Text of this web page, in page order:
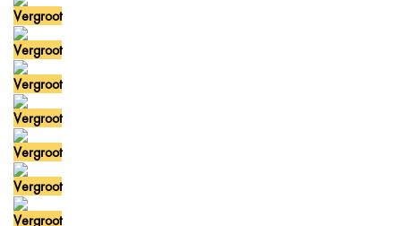
Vergroot
Vergroot
Vergroot
Vergroot
Vergroot
Vergroot
Vergroot